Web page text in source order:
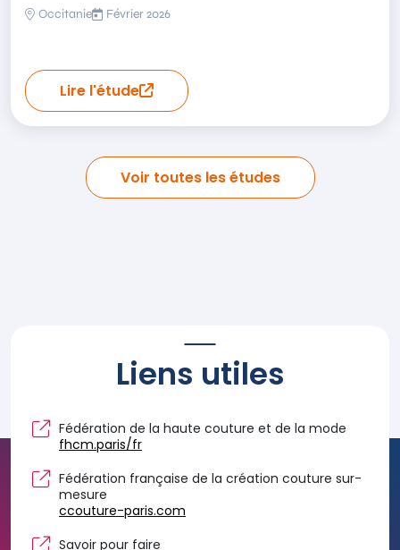
Occitanie Février 2026
Lire l'étude
Voir toutes les études
Liens utiles
Fédération de la haute couture et de la mode
fhcm.paris/fr
Fédération française de la création couture sur-
mesure
ccouture-paris.com
Savoir pour faire